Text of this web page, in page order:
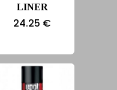
LINER
24.25 €